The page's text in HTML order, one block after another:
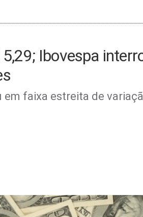
Ibovespa
faixa estreita de